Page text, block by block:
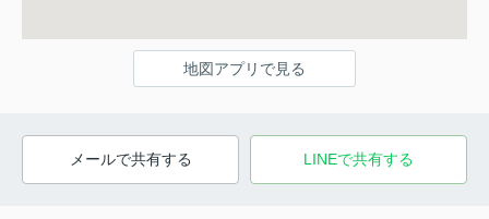
地図アプリで見る
メールで共有する LINEで共有する